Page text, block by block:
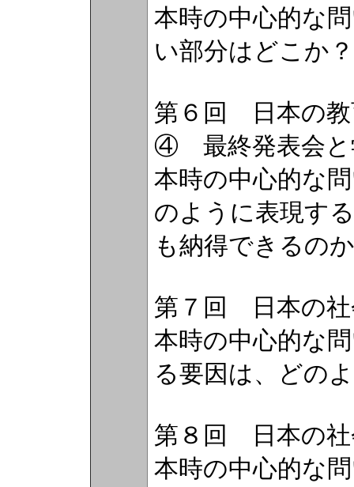
本時の中心的な
い部分はどこ
第６回 日本の教
④ 最終発表会
本時の中心的な
のように表現す
も納得できるの
第７回 日本の
本時の中心的な
る要因は、どの
第８回 日本の
本時の中心的な